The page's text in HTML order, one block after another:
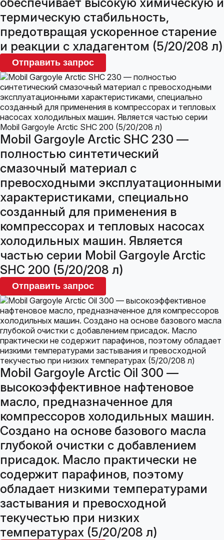
термическую стабильность,
предотвращая ускоренное старение
и реакции с хладагентом (5/20/208 л)
Отправить запрос
Mobil Gargoyle Arctic SHC 230 —
полностью синтетический
смазочный материал с
превосходными эксплуатационными
характеристиками, специально
созданный для применения в
компрессорах и тепловых насосах
холодильных машин. Является
частью серии Mobil Gargoyle Arctic
SHC 200 (5/20/208 л)
Отправить запрос
Mobil Gargoyle Arctic Oil 300 —
высокоэффективное нафтеновое
масло, предназначенное для
компрессоров холодильных машин.
Создано на основе базового масла
глубокой очистки с добавлением
присадок. Масло практически не
содержит парафинов, поэтому
обладает низкими температурами
застывания и превосходной
текучестью при низких
температурах (5/20/208 л)